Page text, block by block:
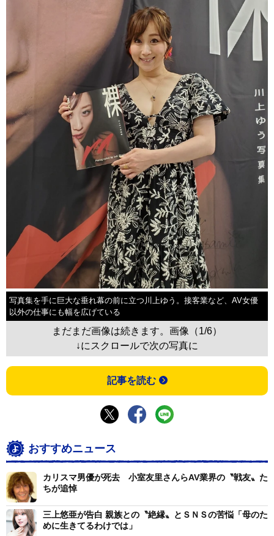
写真集を手に巨大な垂れ幕の前に立つ川上ゆう。接客業など、AV女優
以外の仕事にも幅を広げている
まだまだ画像は続きます。画像（1/6）
↓にスクロールで次の写真に
記事を読む
おすすめニュース
カリスマ男優が死去 小室友里さんらAV業界の〝戦友〟た
ちが追悼
三上悠亜が告白 親族との〝絶縁〟とＳＮＳの苦悩「母のた
めに生きてるわけでは」